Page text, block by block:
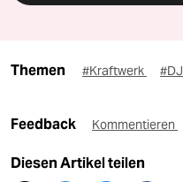
Themen #Kraftwerk #DJ
Feedback Kommentieren
Diesen Artikel teilen